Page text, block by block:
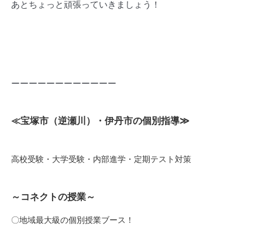
あとちょっと頑張っていきましょう！
ーーーーーーーーーーーー
≪宝塚市（逆瀬川）・伊丹市の個別指導≫
高校受験・大学受験・内部進学・定期テスト対策
～コネクトの授業～
〇地域最大級の個別授業ブース！